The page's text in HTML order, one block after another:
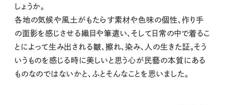
しょうか。
各地の気候や風土がもたらす素材や色味の個性、作り手
の面影を感じさせる織目や筆遣い、そして日常の中で着るこ
とによって生み出される皺、擦れ、染み、人の生きた証。そう
いうものを感じる時に美しいと思う心が民藝の本質にある
ものなのではないかと、ふとそんなことを思いました。